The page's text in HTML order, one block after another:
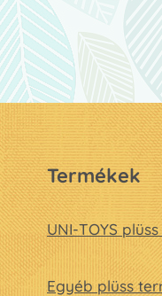
Termékek
UNI-TOYS
Egyéb plüss